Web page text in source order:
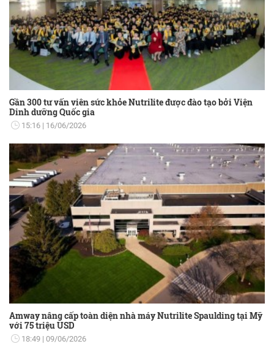
Gần 300 tư vấn viên sức khỏe Nutrilite được đào tạo bởi Viện
Dinh dưỡng Quốc gia
15:16 16/06/2026
Amway nâng cấp toàn diện nhà máy Nutrilite Spaulding tại Mỹ
với 75 triệu USD
18:49 09/06/2026